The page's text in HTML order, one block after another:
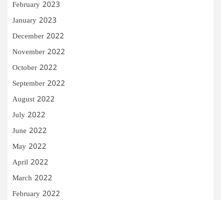
February 2023
January 2023
December 2022
November 2022
October 2022
September 2022
August 2022
July 2022
June 2022
May 2022
April 2022
March 2022
February 2022